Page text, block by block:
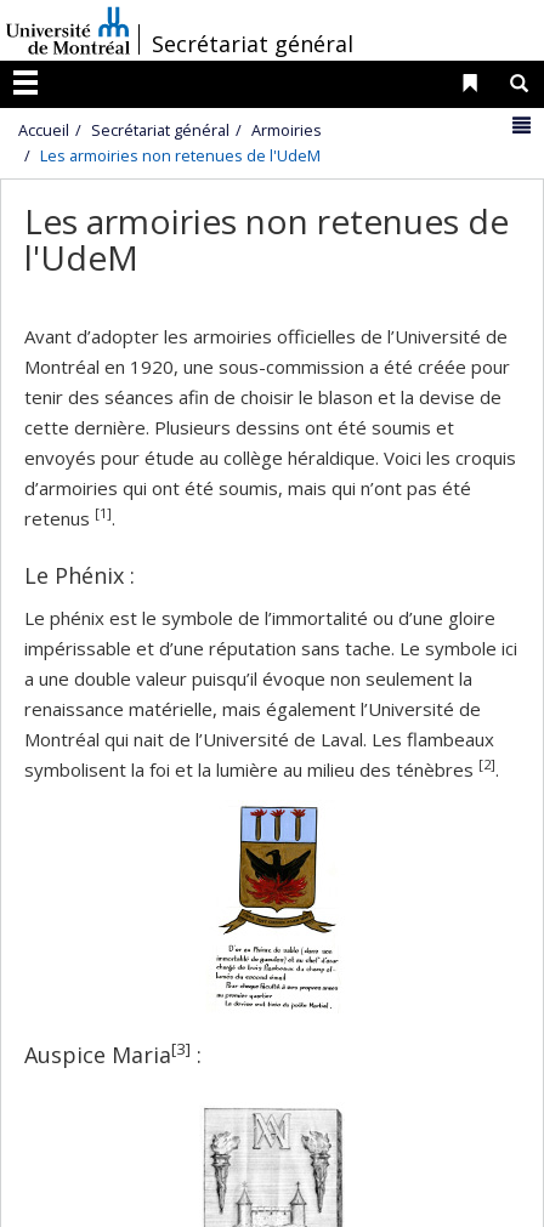
au
contenu
/
Secrétariat général
Menu
Liens
Accueil Secrétariat général
Armoiries
Les armoiries non retenues de l'UdeM
Les armoiries non retenues de
l'UdeM
Avant d’adopter les armoiries officielles de l’Université de
Montréal en 1920, une sous-commission a été créée pour
tenir des séances afin de choisir le blason et la devise de
cette dernière. Plusieurs dessins ont été soumis et
envoyés pour étude au collège héraldique. Voici les croquis
d’armoiries qui ont été soumis, mais qui n’ont pas été
retenus [1].
Le Phénix :
Le phénix est le symbole de l’immortalité ou d’une gloire
impérissable et d’une réputation sans tache. Le symbole ici
a une double valeur puisqu’il évoque non seulement la
renaissance matérielle, mais également l’Université de
Montréal qui nait de l’Université de Laval. Les flambeaux
symbolisent la foi et la lumière au milieu des ténèbres [2].
Auspice Maria[3] :